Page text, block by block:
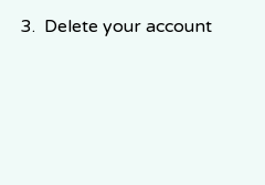
Delete your account